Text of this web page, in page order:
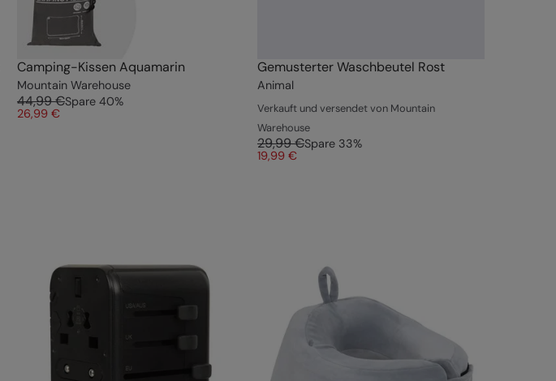
Camping-Kissen Aquamarin
Mountain Warehouse
44,99 €Spare 40%
26,99 €
Gemusterter Waschbeutel Rost
Animal
Verkauft und versendet von Mountain
Warehouse
29,99 €Spare 33%
19,99 €